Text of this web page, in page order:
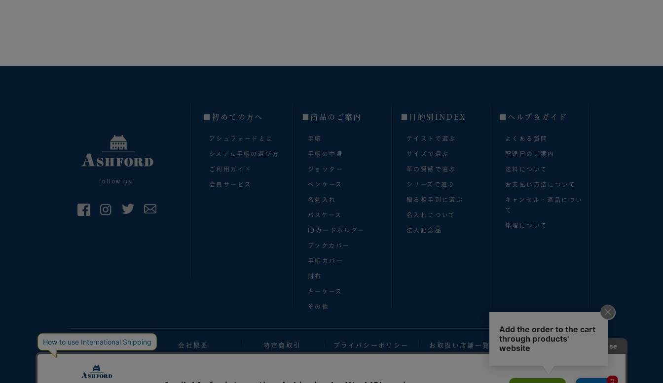
follow us!
■初めての方へ
アシュフォードとは
システム手帳の選び方
ご利用ガイド
会員サービス
■商品のご案内
手帳
手帳の中身
ジョッター
ペンケース
名刺入れ
パスケース
IDカードホルダー
ブックカバー
手帳カバー
財布
キーケース
その他
■目的別INDEX
テイストで選ぶ
サイズで選ぶ
革の質感で選ぶ
シリーズで選ぶ
贈る相手別に選ぶ
名入れについて
法人記念品
■へルプ＆ガイド
よくある質問
配達日のご案内
送料について
お支払い方法について
キャンセル・返品につい
て
修理について
手帳マガジン 会社概要 特定商取引 プライバシーポリシー お取扱い店舗一覧 お問い合わせ